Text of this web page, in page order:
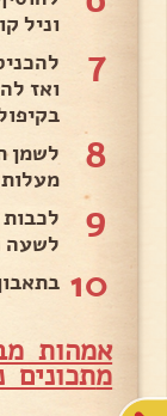
וניל
7
ואז
8
מעלות
9
לשעה
10
אמהות
מתכונים